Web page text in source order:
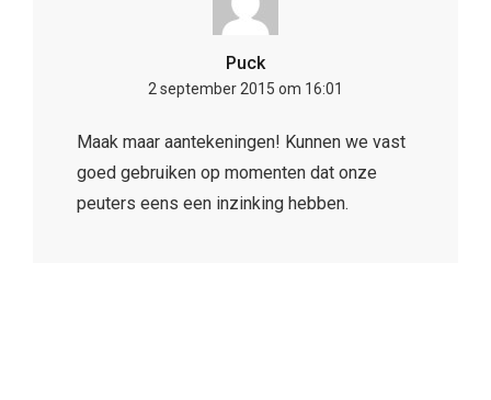
Puck
2 september 2015 om 16:01
Maak maar aantekeningen! Kunnen we vast
goed gebruiken op momenten dat onze
peuters eens een inzinking hebben.